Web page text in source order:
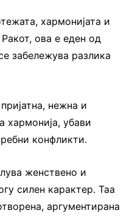
хармонијата и
ова е еден од
забележува разлика
нежна и
хармонија, убави
конфликти.
женствено и
силен карактер. Таа
аргументирана